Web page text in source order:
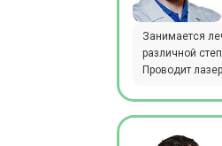
Занимается
различной
Проводит